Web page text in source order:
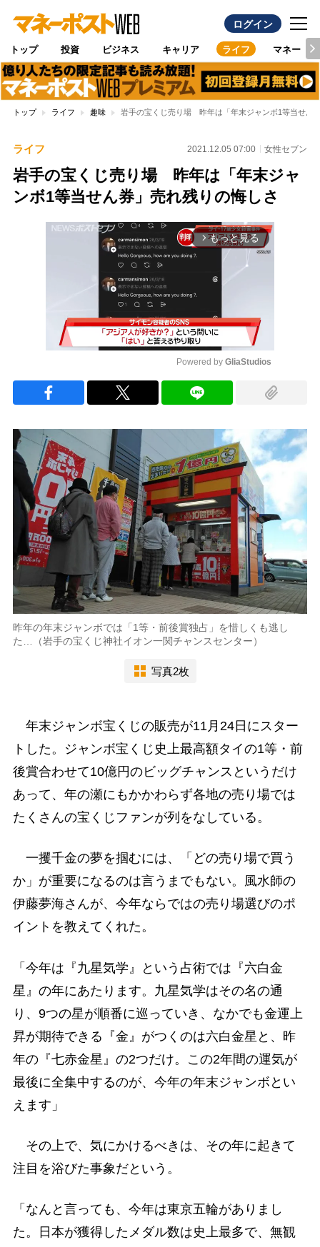
ログイン
トップ 投資 ビジネス キャリア ライフ マネー
トップ ライフ 趣味 岩手の宝くじ売り場 昨年は「年末ジャンボ1等当せん
ライフ 2021.12.05 07:00 女性セブン
岩手の宝くじ売り場 昨年は「年末ジャ
ンボ1等当せん券」売れ残りの悔しさ
arrow_forward_ios もっと見る
Powered by GliaStudios
昨年の年末ジャンボでは「1等・前後賞独占」を惜しくも逃し
た…（岩手の宝くじ神社イオン一関チャンスセンター）
写真2枚
年末ジャンボ宝くじの販売が11月24日にスター
トした。ジャンボ宝くじ史上最高額タイの1等・前
後賞合わせて10億円のビッグチャンスというだけ
あって、年の瀬にもかかわらず各地の売り場では
たくさんの宝くじファンが列をなしている。
一攫千金の夢を掴むには、「どの売り場で買う
か」が重要になるのは言うまでもない。風水師の
伊藤夢海さんが、今年ならではの売り場選びのポ
イントを教えてくれた。
「今年は『九星気学』という占術では『六白金
星』の年にあたります。九星気学はその名の通
り、9つの星が順番に巡っていき、なかでも金運上
昇が期待できる『金』がつくのは六白金星と、昨
年の『七赤金星』の2つだけ。この2年間の運気が
最後に全集中するのが、今年の年末ジャンボとい
えます」
その上で、気にかけるべきは、その年に起きて
注目を浴びた事象だという。
「なんと言っても、今年は東京五輪がありまし
た。日本が獲得したメダル数は史上最多で、無観